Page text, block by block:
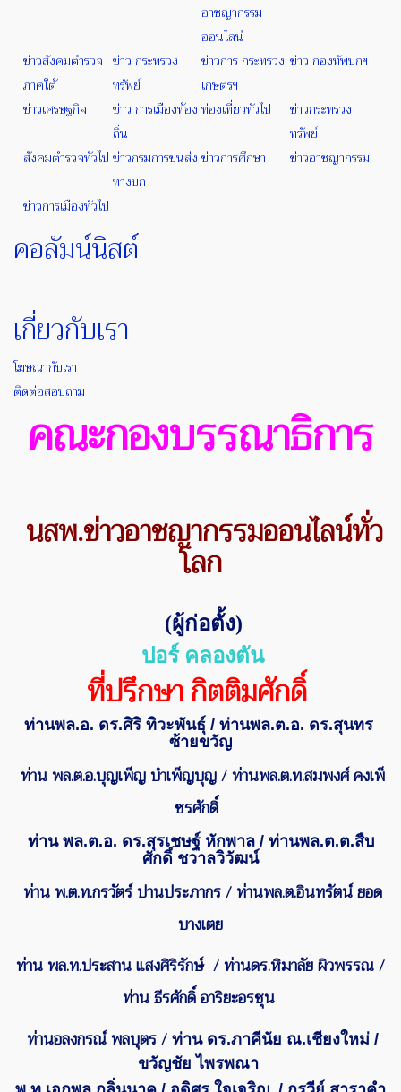
อาชญากรรม
ออนไลน์
ข่าวสังคมตำรวจ
ภาคใต้
ข่าว กระทรวง
ทรัพย์
ข่าวการ กระทรวง
เกษตรฯ
ข่าว กองทัพบกฯ
ข่าวเศรษฐกิจ
ข่าว การเมืองท้อง
ถิ่น
ท่องเที่ยวทั่วไป
ข่าวกระทรวง
ทรัพย์
สังคมตำรวจทั่วไป ข่าวกรมการขนส่ง
ทางบก
ข่าวการศึกษา ข่าวอาชญากรรม
ข่าวการเมืองทั่วไป
คอลัมน์นิสต์
เกี่ยวกับเรา
โฆษณากับเรา
ติดต่อสอบถาม
คณะกองบรรณาธิการ
นสพ.ข่าวอาชญากรรมออนไลน์ทั่ว
โลก
(ผู้ก่อตั้ง)
ปอร์ คลองตัน
ที่ปรึกษา กิตติมศักดิ์
ท่านพล.อ. ดร.ศิริ ทิวะพันธุ์/ ท่านพล.ต.อ. ดร.สุนทร
ซ้ายขวัญ
ท่าน พล.ต.อ.บุญเพ็ญ บำเพ็ญบุญ/ท่านพล.ต.ท.สมพงศ์ คงเพ็
ชรศักดิ์
ท่าน พล.ต.อ. ดร.สุรเชษฐ์ หักพาล / ท่านพล.ต.ต.สืบ
ศักดิ์ ชวาลวิวัฒน์
ท่าน พ.ต.ท.กรวัตร์ ปานประภากร/ท่านพล.ต.อินทรัตน์ ยอด
บางเตย
ท่าน พล.ท.ประสาน แสงศิริรักษ์ / ท่านดร.หิมาลัย ผิวพรรณ /
ท่านธีรศักดิ์ อาริยะอรชุน
ท่านอลงกรณ์ พลบุตร / ท่าน ดร.ภาคีนัย ณ.เชียงใหม่ /
ขวัญชัย ไพรพณา